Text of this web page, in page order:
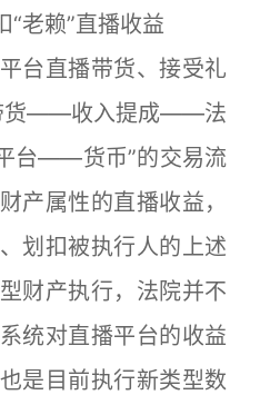
老赖”直播收益
直播带货、接受礼
货——收入提成——法
台——货币”的交易流
产属性的直播收益，
划扣被执行人的上述
财产执行，法院并不
统对直播平台的收益
是目前执行新类型数